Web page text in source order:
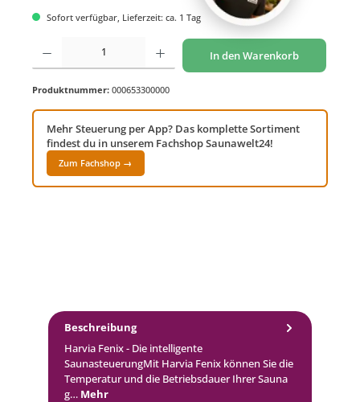
Sofort verfügbar, Lieferzeit: ca. 1 Tag
Produkt Anzahl: Gib den gewünschten Wert ein oder benutze die Schaltflächen um
In den Warenkorb
Produktnummer: 000653300000
Mehr Steuerung per App? Das komplette Sortiment
findest du in unserem Fachshop Saunawelt24!
Zum Fachshop →
Beschreibung
Harvia Fenix - Die intelligente
SaunasteuerungMit Harvia Fenix können Sie die
Temperatur und die Betriebsdauer Ihrer Sauna
g… Mehr